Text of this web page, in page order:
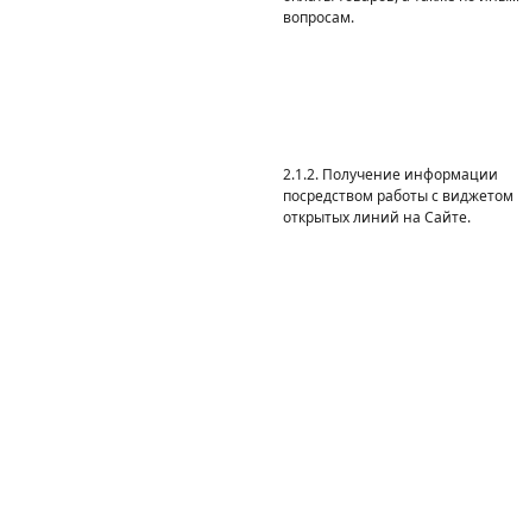
вопросам.
2.1.2. Получение информации
посредством работы с виджетом
открытых линий на Сайте.